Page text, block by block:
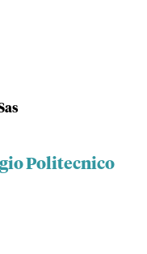
Politecnico